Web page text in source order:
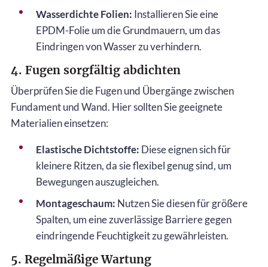
Wasserdichte Folien: Installieren Sie eine
EPDM-Folie um die Grundmauern, um das
Eindringen von Wasser zu verhindern.
4. Fugen sorgfältig abdichten
Überprüfen Sie die Fugen und Übergänge zwischen
Fundament und Wand. Hier sollten Sie geeignete
Materialien einsetzen:
Elastische Dichtstoffe: Diese eignen sich für
kleinere Ritzen, da sie flexibel genug sind, um
Bewegungen auszugleichen.
Montageschaum: Nutzen Sie diesen für größere
Spalten, um eine zuverlässige Barriere gegen
eindringende Feuchtigkeit zu gewährleisten.
5. Regelmäßige Wartung